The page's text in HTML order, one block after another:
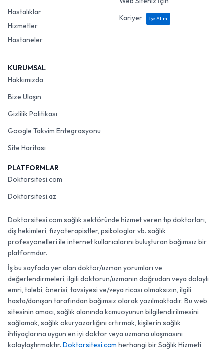
Hastalıklar
Hizmetler
Hastaneler
Kariyer
İşe Alım
KURUMSAL
Hakkımızda
Bize Ulaşın
Gizlilik Politikası
Google Takvim Entegrasyonu
Site Haritası
PLATFORMLAR
Doktorsitesi.com
Doktorsitesi.az
Doktorsitesi.com sağlık sektöründe hizmet veren tıp doktorları,
diş hekimleri, fizyoterapistler, psikologlar vb. sağlık
profesyonelleri ile internet kullanıcılarını buluşturan bağımsız bir
platformdur.
İş bu sayfada yer alan doktor/uzman yorumları ve
değerlendirmeleri, ilgili doktorun/uzmanın doğrudan veya dolaylı
emri, talebi, önerisi, tavsiyesi ve/veya ricası olmaksızın, ilgili
hasta/danışan tarafından bağımsız olarak yazılmaktadır. Bu web
sitesinin amacı, sağlık alanında kamuoyunun bilgilendirilmesini
sağlamak, sağlık okuryazarlığını artırmak, kişilerin sağlık
ihtiyaçlarına uygun en iyi doktor veya uzmana ulaşmasını
kolaylaştırmaktır. Doktorsitesi.com herhangi bir Sağlık Hizmeti